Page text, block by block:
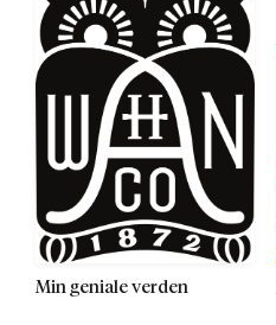
Min geniale verden